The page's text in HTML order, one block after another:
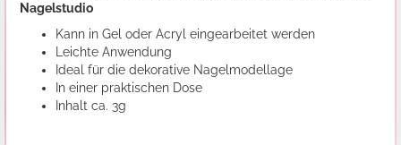
Nagelstudio
Kann in Gel oder Acryl eingearbeitet werden
Leichte Anwendung
Ideal für die dekorative Nagelmodellage
In einer praktischen Dose
Inhalt ca. 3g